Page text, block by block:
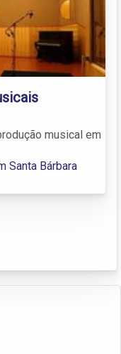
musical em
Santa Bárbara